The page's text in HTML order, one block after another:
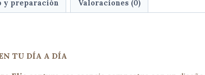
y preparación Valoraciones (0)
TU DÍA A DÍA